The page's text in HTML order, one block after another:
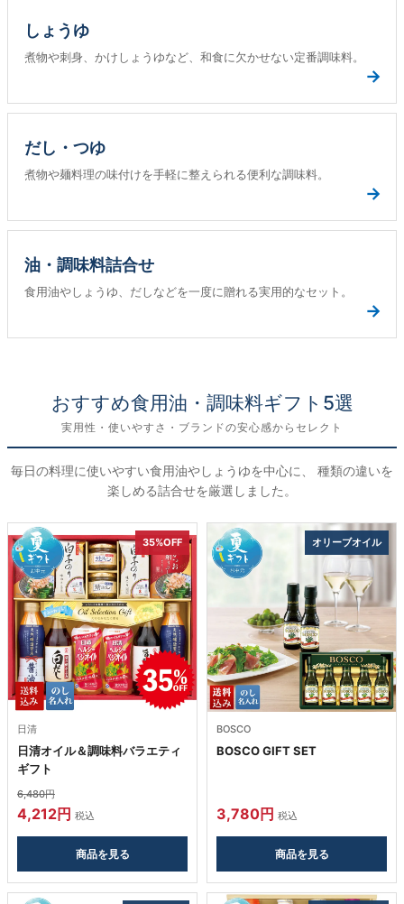
しょうゆ
煮物や刺身、かけしょうゆなど、和食に欠かせない定番調味料。
→
だし・つゆ
煮物や麺料理の味付けを手軽に整えられる便利な調味料。
→
油・調味料詰合せ
食用油やしょうゆ、だしなどを一度に贈れる実用的なセット。
→
おすすめ食用油・調味料ギフト5選
実用性・使いやすさ・ブランドの安心感からセレクト
毎日の料理に使いやすい食用油やしょうゆを中心に、 種類の違いを
楽しめる詰合せを厳選しました。
35%OFF
日清
日清オイル＆調味料バラエティ
ギフト
6,480円
4,212円 税込
商品を見る
オリーブオイル
BOSCO
BOSCO GIFT SET
3,780円 税込
商品を見る